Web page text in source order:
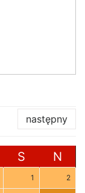
następny
S N
1 2